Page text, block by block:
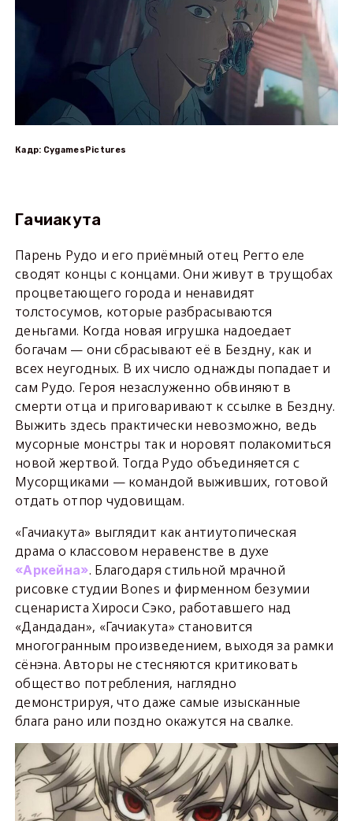
Кадр: CygamesPictures
Гачиакута
Парень Рудо и его приёмный отец Регто еле
сводят концы с концами. Они живут в трущобах
процветающего города и ненавидят
толстосумов, которые разбрасываются
деньгами. Когда новая игрушка надоедает
богачам — они сбрасывают её в Бездну, как и
всех неугодных. В их число однажды попадает и
сам Рудо. Героя незаслуженно обвиняют в
смерти отца и приговаривают к ссылке в Бездну.
Выжить здесь практически невозможно, ведь
мусорные монстры так и норовят полакомиться
новой жертвой. Тогда Рудо объединяется с
Мусорщиками — командой выживших, готовой
отдать отпор чудовищам.
«Гачиакута» выглядит как антиутопическая
драма о классовом неравенстве в духе
«Аркейна». Благодаря стильной мрачной
рисовке студии Bones и фирменном безумии
сценариста Хироси Сэко, работавшего над
«Дандадан», «Гачиакута» становится
многогранным произведением, выходя за рамки
сёнэна. Авторы не стесняются критиковать
общество потребления, наглядно
демонстрируя, что даже самые изысканные
блага рано или поздно окажутся на свалке.